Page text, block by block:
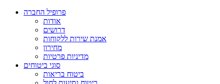
פרופיל החברה
אודות
דרושים
אמנת שירות ללקוחות
מחירון
מדיניות פרטיות
סוגי ביטוחים
ביטוח בריאות